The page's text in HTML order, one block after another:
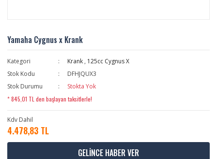
Yamaha Cygnus x Krank
Kategori Krank , 125cc Cygnus X
Stok Kodu
DFHJQUX3
Stok Durumu
Stokta Yok
* 845,01 TL den başlayan taksitlerle!
Kdv Dahil
4.478,83 TL
GELİNCE HABER VER